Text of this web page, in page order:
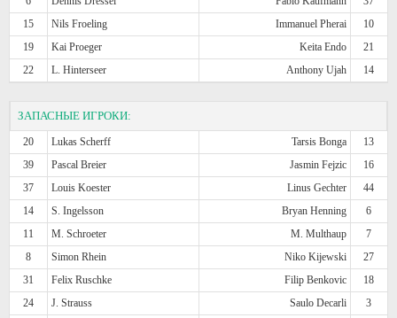
15
Nils Froeling Immanuel Pherai
10
19
Kai Proeger Keita Endo
21
22
L. Hinterseer Anthony Ujah 14
ЗАПАСНЫЕ ИГРОКИ:
20 Lukas Scherff Tarsis Bonga
13
39
Pascal Breier Jasmin Fejzic
16
37
Louis Koester Linus Gechter
44
14
S. Ingelsson Bryan Henning
6
11
M. Schroeter M. Multhaup
7
8
Simon Rhein Niko Kijewski
27
31
Felix Ruschke Filip Benkovic
18
24
J. Strauss Saulo Decarli
3